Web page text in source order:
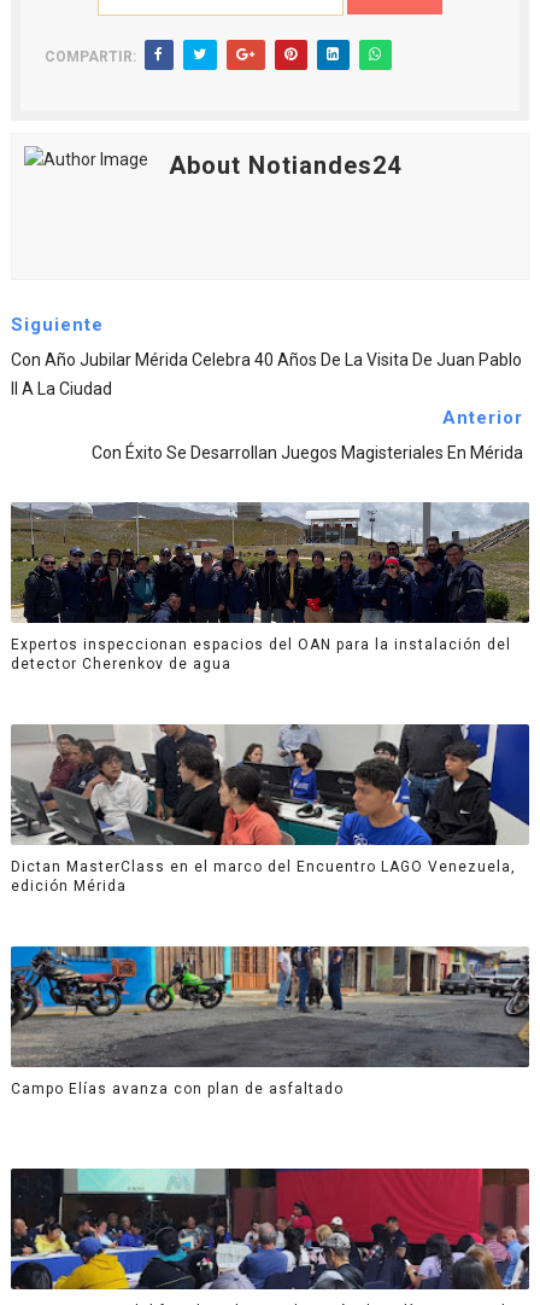
COMPARTIR:
About Notiandes24
Siguiente
Con Año Jubilar Mérida Celebra 40 Años De La Visita De Juan Pablo
II A La Ciudad
Anterior
Con Éxito Se Desarrollan Juegos Magisteriales En Mérida
Expertos inspeccionan espacios del OAN para la instalación del
detector Cherenkov de agua
Dictan MasterClass en el marco del Encuentro LAGO Venezuela,
edición Mérida
Campo Elías avanza con plan de asfaltado